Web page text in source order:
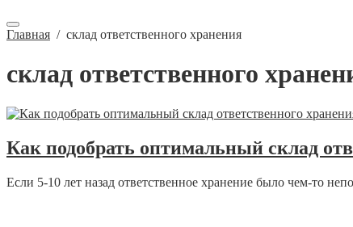
Главная / склад ответственного хранения
склад ответственного
Как подобрать оптимальный склад
Если 5-10 лет назад ответственное хранение было чем-то